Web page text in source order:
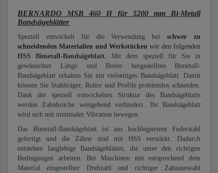
BERNARDO MSB 460 H für 5200 mm Bi-Metall
Bandsägeblätter
Speziell entwickelt für die Verwendung beischwer zu
schneidenden Materialien und Werkstücken wie den folgenden
HSS Bimetall-Bandsägeblatt. Mit dem speziell für Sie in
gewünschter Länge und Breite hergestellten Bimetall-
Bandsägeblatt erhalten Sie ein vielseitiges Bandsägeblatt. Damit
können Sie Stahlträger, Rohre und Profile problemlos schneiden.
Dank der speziell entwickelten Struktur des Bandsägeblatts
werden Zahnbrüche weitgehend verhindert. Ihr Bandsägeblatt
wird sich mit minimaler Vibration bewegen.
Das Bimetall-Bandsägeblatt ist aus hochlegiertem Federstahl
gefertigt und die Zähne sind mit HSS verstärkt. Dadurch
entstehen langlebige Bandsägeblätter, die unter den richtigen
Bedingungen arbeiten. Bei Maschinen mit entsprechend dem
Material eingestellter Drehzahl und richtiger Zahnauswahl